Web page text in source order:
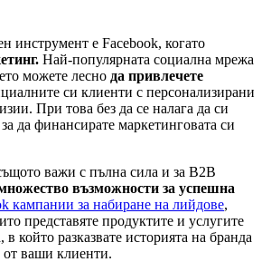
инструмент е Facebook, когато
Най-популярната социална мрежа
можете лесно да привлечете
си клиенти с персонализирани
При това без да се налага да си
да финансирате маркетинговата си
важи с пълна сила и за B2B
възможности за успешна
кампании за набиране на лийдове,
представяте продуктите и услугите
който разказвате историята на бранда
от ваши клиенти.